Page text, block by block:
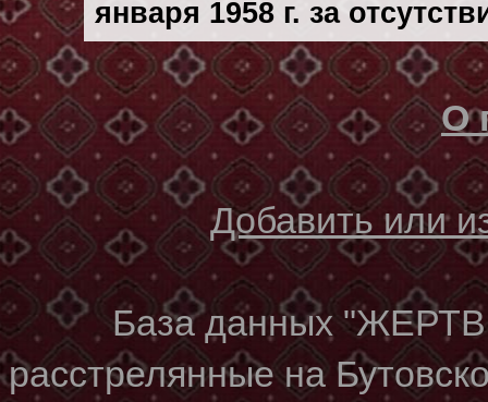
января 1958 г. за
О
Добавить или
База данных
расстрелянные на